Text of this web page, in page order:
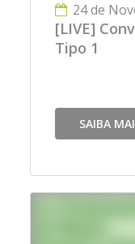
24 de
[LIVE]
Tipo 1
SAIBA